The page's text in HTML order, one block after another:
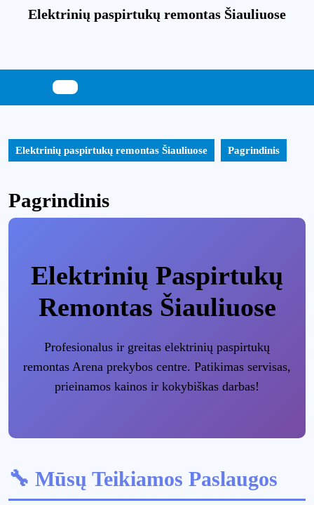
Elektrinių paspirtukų remontas Šiauliuose
Elektrinių paspirtukų remontas Šiauliuose Pagrindinis
Pagrindinis
Elektrinių Paspirtukų
Remontas Šiauliuose
Profesionalus ir greitas elektrinių paspirtukų
remontas Arena prekybos centre. Patikimas servisas,
prieinamos kainos ir kokybiškas darbas!
🔧 Mūsų Teikiamos Paslaugos